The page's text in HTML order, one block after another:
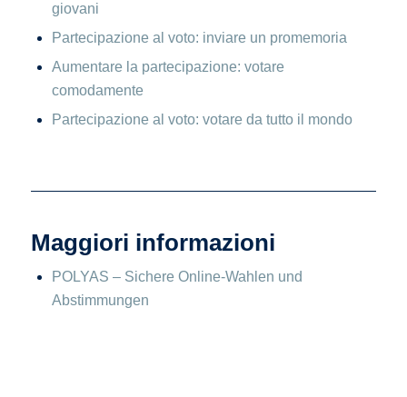
giovani
Partecipazione al voto: inviare un promemoria
Aumentare la partecipazione: votare
comodamente
Partecipazione al voto: votare da tutto il mondo
Maggiori informazioni
POLYAS – Sichere Online-Wahlen und
Abstimmungen